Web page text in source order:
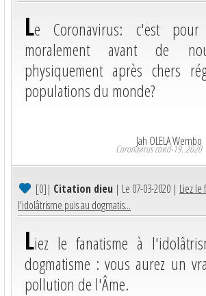
Le Coronavirus: c'est
moralement avant de
physiquement après chers
populations du monde?
Jah OLELA Wembo
Coronavirus covid-19. 2020
[0]| Citation dieu | Le 07-03-2020 | Liez le
l'idolâtrisme puis au dogmatis...
Liez le fanatisme à
dogmatisme : vous aurez un
pollution de l'Âme.